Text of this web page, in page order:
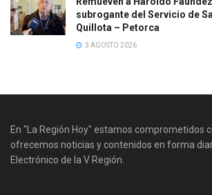
subrogante del Servicio de
Quillota – Petorca
3 AGOSTO 2026
En "La Región Hoy" estamos comprometidos
ofrecemos noticias y contenidos en forma
Electrónico de la V Región.